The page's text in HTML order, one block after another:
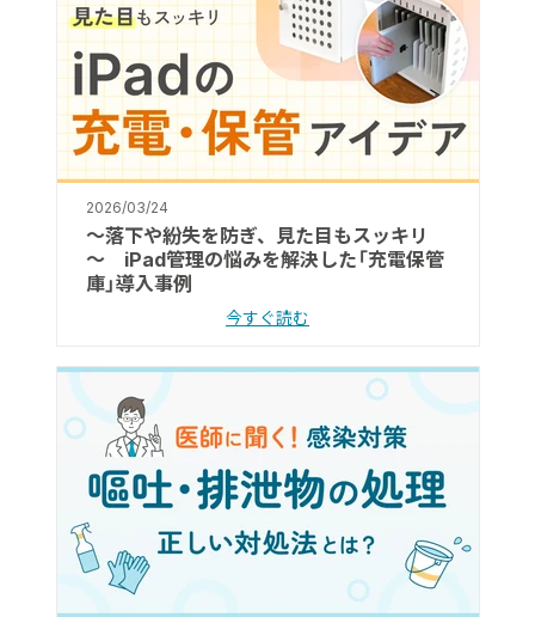
2026/03/24
～落下や紛失を防ぎ、見た目もスッキリ
～ iPad管理の悩みを解決した「充電保管
庫」導入事例
今すぐ読む